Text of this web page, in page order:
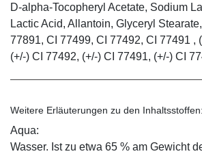
D-alpha-Tocopheryl Acetate, Sodium
Lactic Acid, Allantoin, Glyceryl
77891, CI 77499, CI 77492, CI 77491 ,
(+/-) CI 77492, (+/-) CI 77491, (+/-) CI
Weitere Erläuterungen zu den Inhaltsstoffen:
Aqua:
Wasser. Ist zu etwa 65 % am Gewicht